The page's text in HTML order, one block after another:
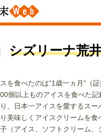
シズリーナ荒
を食べたのは“1歳一ヵ月”（証
個以上ものアイスを食べた
、日本一アイスを愛するスー
美味しくアイスクリームを食
（アイス、ソフトクリーム、